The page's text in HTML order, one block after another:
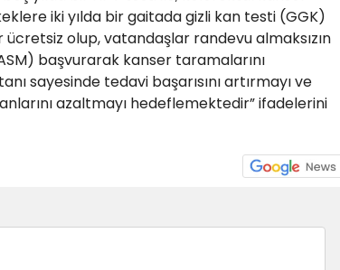
iki yılda bir gaitada gizli kan testi (GGK)
olup, vatandaşlar randevu almaksızın
başvurarak kanser taramalarını
sayesinde tedavi başarısını artırmayı ve
azaltmayı hedeflemektedir” ifadelerini